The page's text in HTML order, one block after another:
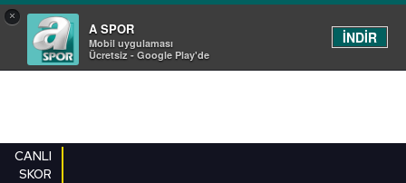
×
A SPOR
Mobil uygulaması
Ücretsiz - Google Play'de
İNDİR
CANLI
SKOR